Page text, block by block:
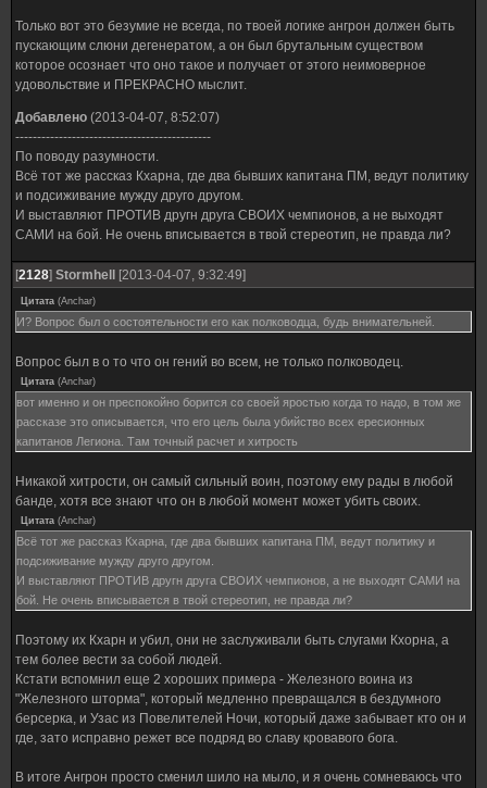
Только вот это безумие не всегда, по твоей логике ангрон должен быть
пускающим слюни дегенератом, а он был брутальным существом
которое осознает что оно такое и получает от этого неимоверное
удовольствие и ПРЕКРАСНО мыслит.
Добавлено (2013-04-07, 8:52:07)
---------------------------------------------
По поводу разумности.
Всё тот же рассказ Кхарна, где два бывших капитана ПМ, ведут политику
и подсиживание мужду друго другом.
И выставляют ПРОТИВ другн друга СВОИХ чемпионов, а не выходят
САМИ на бой. Не очень вписывается в твой стереотип, не правда ли?
[2128] Stormhell [2013-04-07, 9:32:49]
Цитата (Anchar)
И? Вопрос был о состоятельности его как полководца, будь внимательней.
Вопрос был в о то что он гений во всем, не только полководец.
Цитата (Anchar)
вот именно и он преспокойно борится со своей яростью когда то надо, в том же
рассказе это описывается, что его цель была убийство всех ересионных
капитанов Легиона. Там точный расчет и хитрость
Никакой хитрости, он самый сильный воин, поэтому ему рады в любой
банде, хотя все знают что он в любой момент может убить своих.
Цитата (Anchar)
Всё тот же рассказ Кхарна, где два бывших капитана ПМ, ведут политику и
подсиживание мужду друго другом.
И выставляют ПРОТИВ другн друга СВОИХ чемпионов, а не выходят САМИ на
бой. Не очень вписывается в твой стереотип, не правда ли?
Поэтому их Кхарн и убил, они не заслуживали быть слугами Кхорна, а
тем более вести за собой людей.
Кстати вспомнил еще 2 хороших примера - Железного воина из
"Железного шторма", который медленно превращался в бездумного
берсерка, и Узас из Повелителей Ночи, который даже забывает кто он и
где, зато исправно режет все подряд во славу кровавого бога.
В итоге Ангрон просто сменил шило на мыло, и я очень сомневаюсь что